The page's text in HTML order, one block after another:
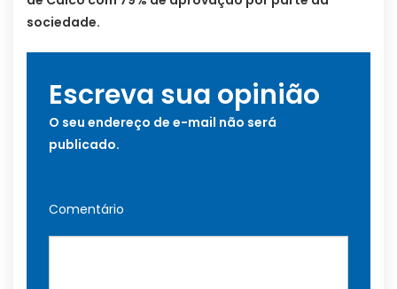
sociedade.
Escreva sua opinião
O seu endereço de e-mail não será
publicado.
Comentário